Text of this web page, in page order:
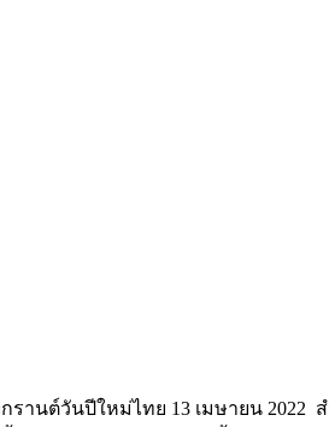
านต์วันปีใหม่ไทย 13 เมษายน 2022